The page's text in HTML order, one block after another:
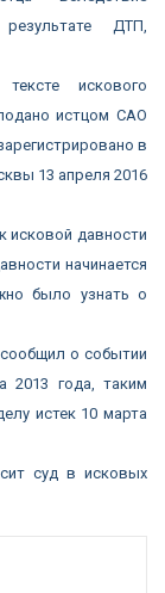
ДТП,
искового
истцом САО
в
13 апреля 2016
исковой давности
начинается
было узнать о
о событии
года, таким
истек 10 марта
суд в исковых